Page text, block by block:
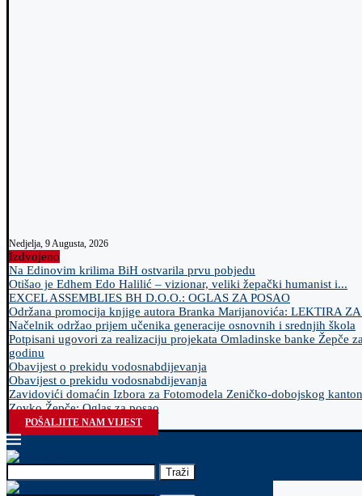
Nedjelja, 9 Augusta, 2026
Izdvojeno
Na Edinovim krilima BiH ostvarila prvu pobjedu
Otišao je Edhem Edo Halilić – vizionar, veliki žepački humanist i...
EXCEL ASSEMBLIES BH D.O.O.: OGLAS ZA POSAO
Održana promocija knjige autora Branka Marijanovića: LEKTIRA
Načelnik održao prijem učenika generacije osnovnih i srednjih škola
Potpisani ugovori za realizaciju projekata Omladinske banke Žepče
godinu
Obavijest o prekidu vodosnabdijevanja
Obavijest o prekidu vodosnabdijevanja
Zavidovići domaćin Izbora za Fotomodela Zeničko-dobojskog
Zovko Žepče: Oglas za posao
POŠALJITE NAM VIJEST
Traži